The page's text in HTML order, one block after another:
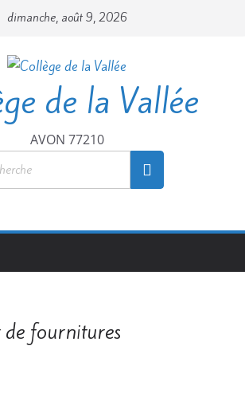
dimanche, août 9, 2026
de la Vallée
AVON 77210
fournitures